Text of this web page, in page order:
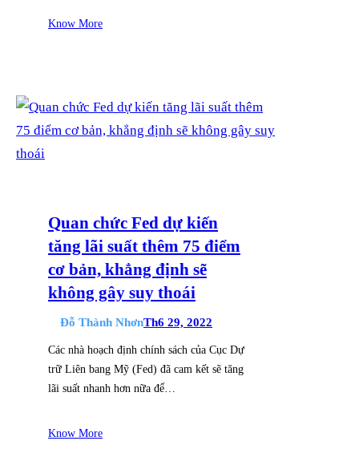
Know More
Quan chức Fed dự kiến
tăng lãi suất thêm 75 điểm
cơ bản, khẳng định sẽ
không gây suy thoái
Đỗ Thành NhơnTh6 29, 2022
Các nhà hoạch định chính sách của Cục Dự
trữ Liên bang Mỹ (Fed) đã cam kết sẽ tăng
lãi suất nhanh hơn nữa để…
Know More